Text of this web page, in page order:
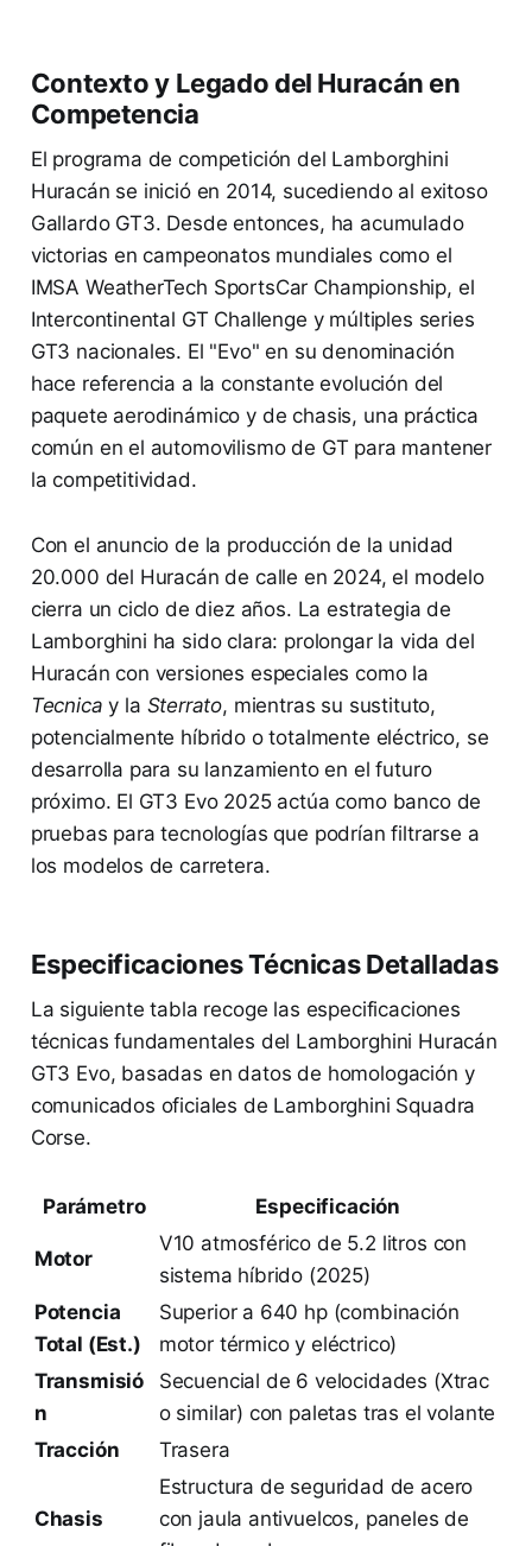
Contexto y Legado del Huracán en
Competencia
El programa de competición del Lamborghini
Huracán se inició en 2014, sucediendo al exitoso
Gallardo GT3. Desde entonces, ha acumulado
victorias en campeonatos mundiales como el
IMSA WeatherTech SportsCar Championship, el
Intercontinental GT Challenge y múltiples series
GT3 nacionales. El "Evo" en su denominación
hace referencia a la constante evolución del
paquete aerodinámico y de chasis, una práctica
común en el automovilismo de GT para mantener
la competitividad.
Con el anuncio de la producción de la unidad
20.000 del Huracán de calle en 2024, el modelo
cierra un ciclo de diez años. La estrategia de
Lamborghini ha sido clara: prolongar la vida del
Huracán con versiones especiales como la
Tecnica y la Sterrato, mientras su sustituto,
potencialmente híbrido o totalmente eléctrico, se
desarrolla para su lanzamiento en el futuro
próximo. El GT3 Evo 2025 actúa como banco de
pruebas para tecnologías que podrían filtrarse a
los modelos de carretera.
Especificaciones Técnicas Detalladas
La siguiente tabla recoge las especificaciones
técnicas fundamentales del Lamborghini Huracán
GT3 Evo, basadas en datos de homologación y
comunicados oficiales de Lamborghini Squadra
Corse.
Parámetro Especificación
Motor
V10 atmosférico de 5.2 litros con
sistema híbrido (2025)
Potencia
Total (Est.)
Superior a 640 hp (combinación
motor térmico y eléctrico)
Transmisió
n
Secuencial de 6 velocidades (Xtrac
o similar) con paletas tras el volante
Tracción
Trasera
Chasis
Estructura de seguridad de acero
con jaula antivuelcos, paneles de